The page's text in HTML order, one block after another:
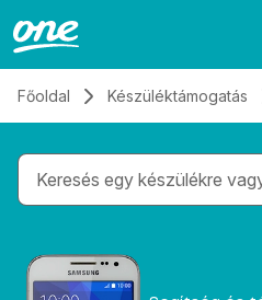
Főoldal Készüléktámogatás
Gépelés közben